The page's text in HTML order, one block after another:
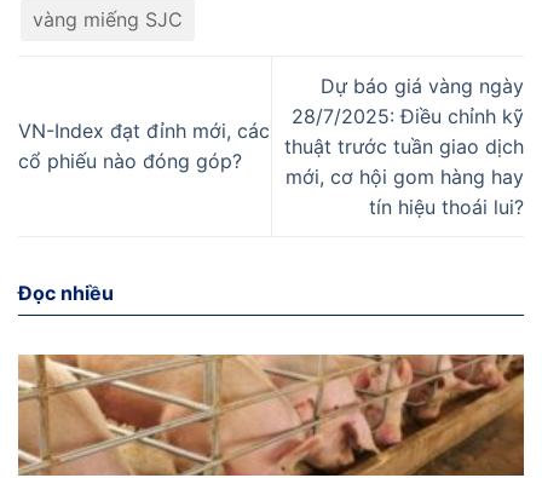
vàng miếng SJC
VN-Index đạt đỉnh mới, các
cổ phiếu nào đóng góp?
Dự báo giá vàng ngày
28/7/2025: Điều chỉnh kỹ
thuật trước tuần giao dịch
mới, cơ hội gom hàng hay
tín hiệu thoái lui?
Đọc nhiều